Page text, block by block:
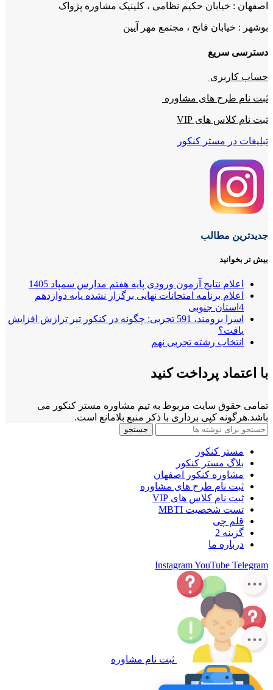
اصفهان : خیابان حکیم نظامی ، کلینیک مشاوره پژواک
بوشهر : خیابان فاتح ، مجتمع مهر آیین
دسترسی سریع
حساب کاربری
ثبت نام طرح های مشاوره
ثبت نام کلاس های VIP
تبلیغات در مستر کنکور
جدیدترین مطالب
بیش تر بخوانید
اعلام نتایج آزمون ورودی پایه هفتم مدارس سمپاد 1405
اعلام برنامه امتحانات نهایی برگزار نشده پایه دوازدهم
4استان جنوبی
اسرا برومند، 591 تجربی: چگونه در کنکور تیر ترازش افزایش
یافت؟
انتخاب رشته تجربی نهم
با اعتماد پرداخت کنید
تمامی حقوق سایت مربوط به تیم مشاوره مستر کنکور می
باشد.هرگونه کپی برداری با ذکر منبع بلامانع است.
جستجو
مستر کنکور
بلاگ مستر کنکور
مشاوره کنکور اصفهان
ثبت نام طرح های مشاوره
ثبت نام کلاس های VIP
تست شخصیت MBTI
قلم چی
گزینه 2
درباره ما
InstagramYouTube Telegram
ثبت نام مشاوره